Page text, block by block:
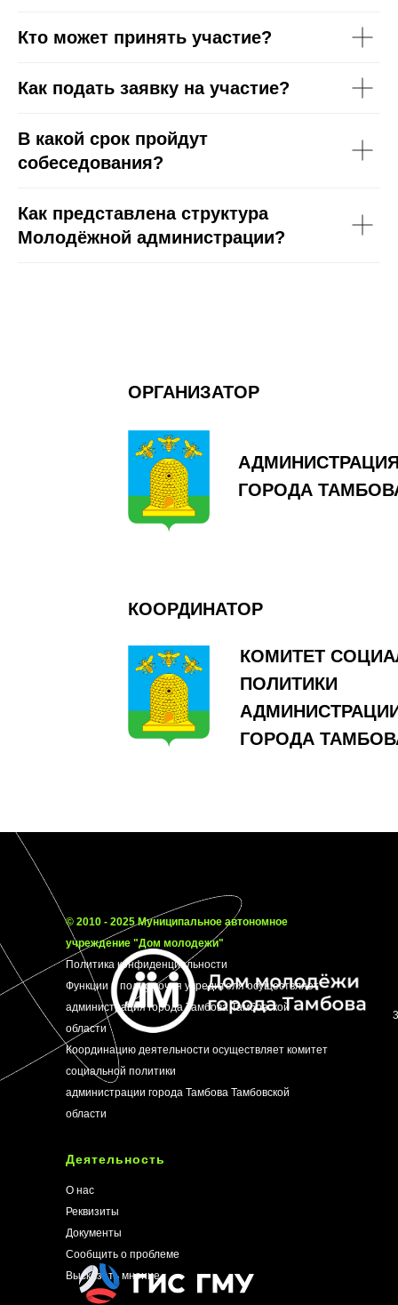
Кто может принять участие?
Как подать заявку на участие?
В какой срок пройдут
собеседования?
Как представлена структура
Молодёжной администрации?
ОРГАНИЗАТОР
ГОРОДА
КОМИТЕТ
ПОЛИТИКИ
ГОРОДА
КООРДИНАТОР
Деятельность
О нас
Реквизиты
Документы
Сообщить о проблеме
Высказать мнение
3
© 2010 - 2025 Муниципальное автономное
учреждение "Дом молодежи"
Политика конфиденциальности
Функции и полномочия учредителя осуществляет
администрация города Тамбова Тамбовской
области
Координацию деятельности осуществляет комитет
социальной политики
администрации города Тамбова Тамбовской
области